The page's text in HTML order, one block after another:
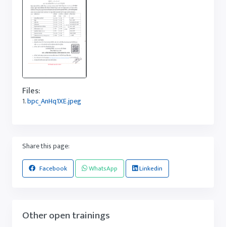
Files:
1.bpc_AnHq1XE.jpeg
Share this page:
Facebook WhatsApp Linkedin
Other open trainings